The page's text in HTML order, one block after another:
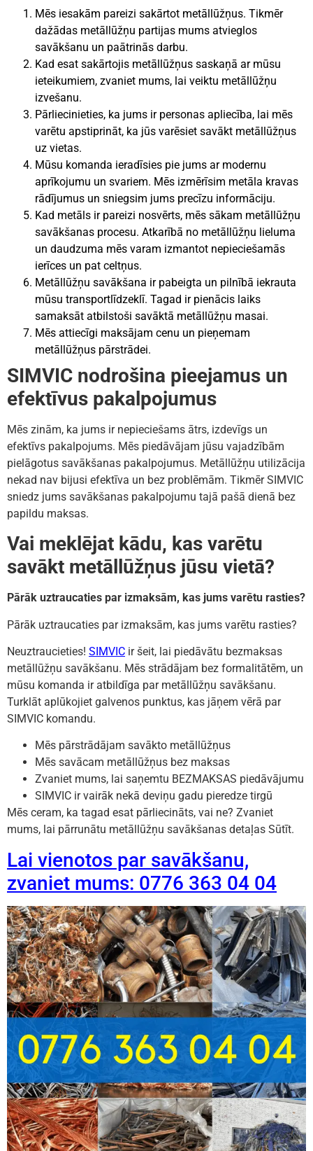
Mēs iesakām pareizi sakārtot metāllūžņus. Tikmēr
dažādas metāllūžņu partijas mums atvieglos
savākšanu un paātrinās darbu.
Kad esat sakārtojis metāllūžņus saskaņā ar mūsu
ieteikumiem, zvaniet mums, lai veiktu metāllūžņu
izvešanu.
Pārliecinieties, ka jums ir personas apliecība, lai mēs
varētu apstiprināt, ka jūs varēsiet savākt metāllūžņus
uz vietas.
Mūsu komanda ieradīsies pie jums ar modernu
aprīkojumu un svariem. Mēs izmērīsim metāla kravas
rādījumus un sniegsim jums precīzu informāciju.
Kad metāls ir pareizi nosvērts, mēs sākam metāllūžņu
savākšanas procesu. Atkarībā no metāllūžņu lieluma
un daudzuma mēs varam izmantot nepieciešamās
ierīces un pat celtņus.
Metāllūžņu savākšana ir pabeigta un pilnībā iekrauta
mūsu transportlīdzeklī. Tagad ir pienācis laiks
samaksāt atbilstoši savāktā metāllūžņu masai.
Mēs attiecīgi maksājam cenu un pieņemam
metāllūžņus pārstrādei.
SIMVIC nodrošina pieejamus un
efektīvus pakalpojumus
Mēs zinām, ka jums ir nepieciešams ātrs, izdevīgs un
efektīvs pakalpojums. Mēs piedāvājam jūsu vajadzībām
pielāgotus savākšanas pakalpojumus. Metāllūžņu utilizācija
nekad nav bijusi efektīva un bez problēmām. Tikmēr SIMVIC
sniedz jums savākšanas pakalpojumu tajā pašā dienā bez
papildu maksas.
Vai meklējat kādu, kas varētu
savākt metāllūžņus jūsu vietā?
Pārāk uztraucaties par izmaksām, kas jums varētu rasties?
Pārāk uztraucaties par izmaksām, kas jums varētu rasties?
Neuztraucieties! SIMVIC ir šeit, lai piedāvātu bezmaksas
metāllūžņu savākšanu. Mēs strādājam bez formalitātēm, un
mūsu komanda ir atbildīga par metāllūžņu savākšanu.
Turklāt aplūkojiet galvenos punktus, kas jāņem vērā par
SIMVIC komandu.
Mēs pārstrādājam savākto metāllūžņus
Mēs savācam metāllūžņus bez maksas
Zvaniet mums, lai saņemtu BEZMAKSAS piedāvājumu
SIMVIC ir vairāk nekā deviņu gadu pieredze tirgū
Mēs ceram, ka tagad esat pārliecināts, vai ne? Zvaniet
mums, lai pārrunātu metāllūžņu savākšanas detaļas Sūtīt.
Lai vienotos par savākšanu,
zvaniet mums: 0776 363 04 04